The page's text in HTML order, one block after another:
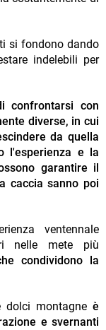
si fondono dando
indelebili per
confrontarsi con
diverse, in cui
da quella
l'esperienza e la
garantire il
caccia sanno poi
ventennale
nelle mete più
condividono la
montagne è
e svernanti